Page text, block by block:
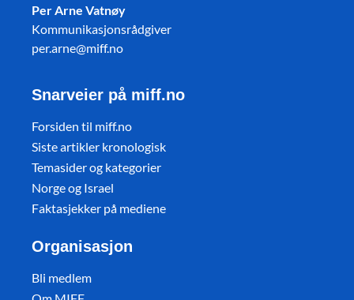
Per Arne Vatnøy
Kommunikasjonsrådgiver
per.arne@miff.no
Snarveier på miff.no
Forsiden til miff.no
Siste artikler kronologisk
Temasider og kategorier
Norge og Israel
Faktasjekker på mediene
Organisasjon
Bli medlem